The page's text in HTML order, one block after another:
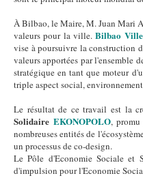
À Bilbao, le Maire, M. Juan Mari
valeurs pour la ville.Bilbao
vise à poursuivre la construction
valeurs apportées par l'ensemble
stratégique en tant que moteur
triple aspect social,
Le résultat de ce travail est la
Solidaire EKONOPOLO,
nombreuses entités de
un processus de co-design.
Le Pôle d'Economie Sociale et
d'impulsion pour l'Economie